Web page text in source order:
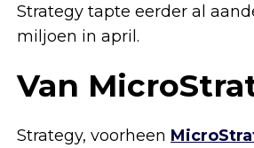
Strategy tapte eerder al
miljoen in april.
Van
Strategy, voorheen